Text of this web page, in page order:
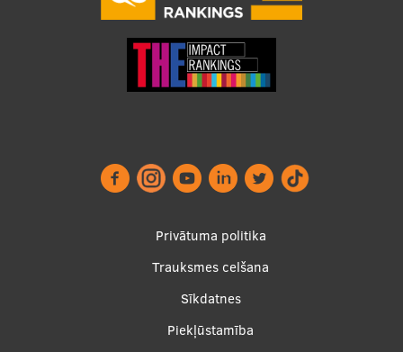
Privātuma politika
Trauksmes celšana
Sīkdatnes
Piekļūstamība